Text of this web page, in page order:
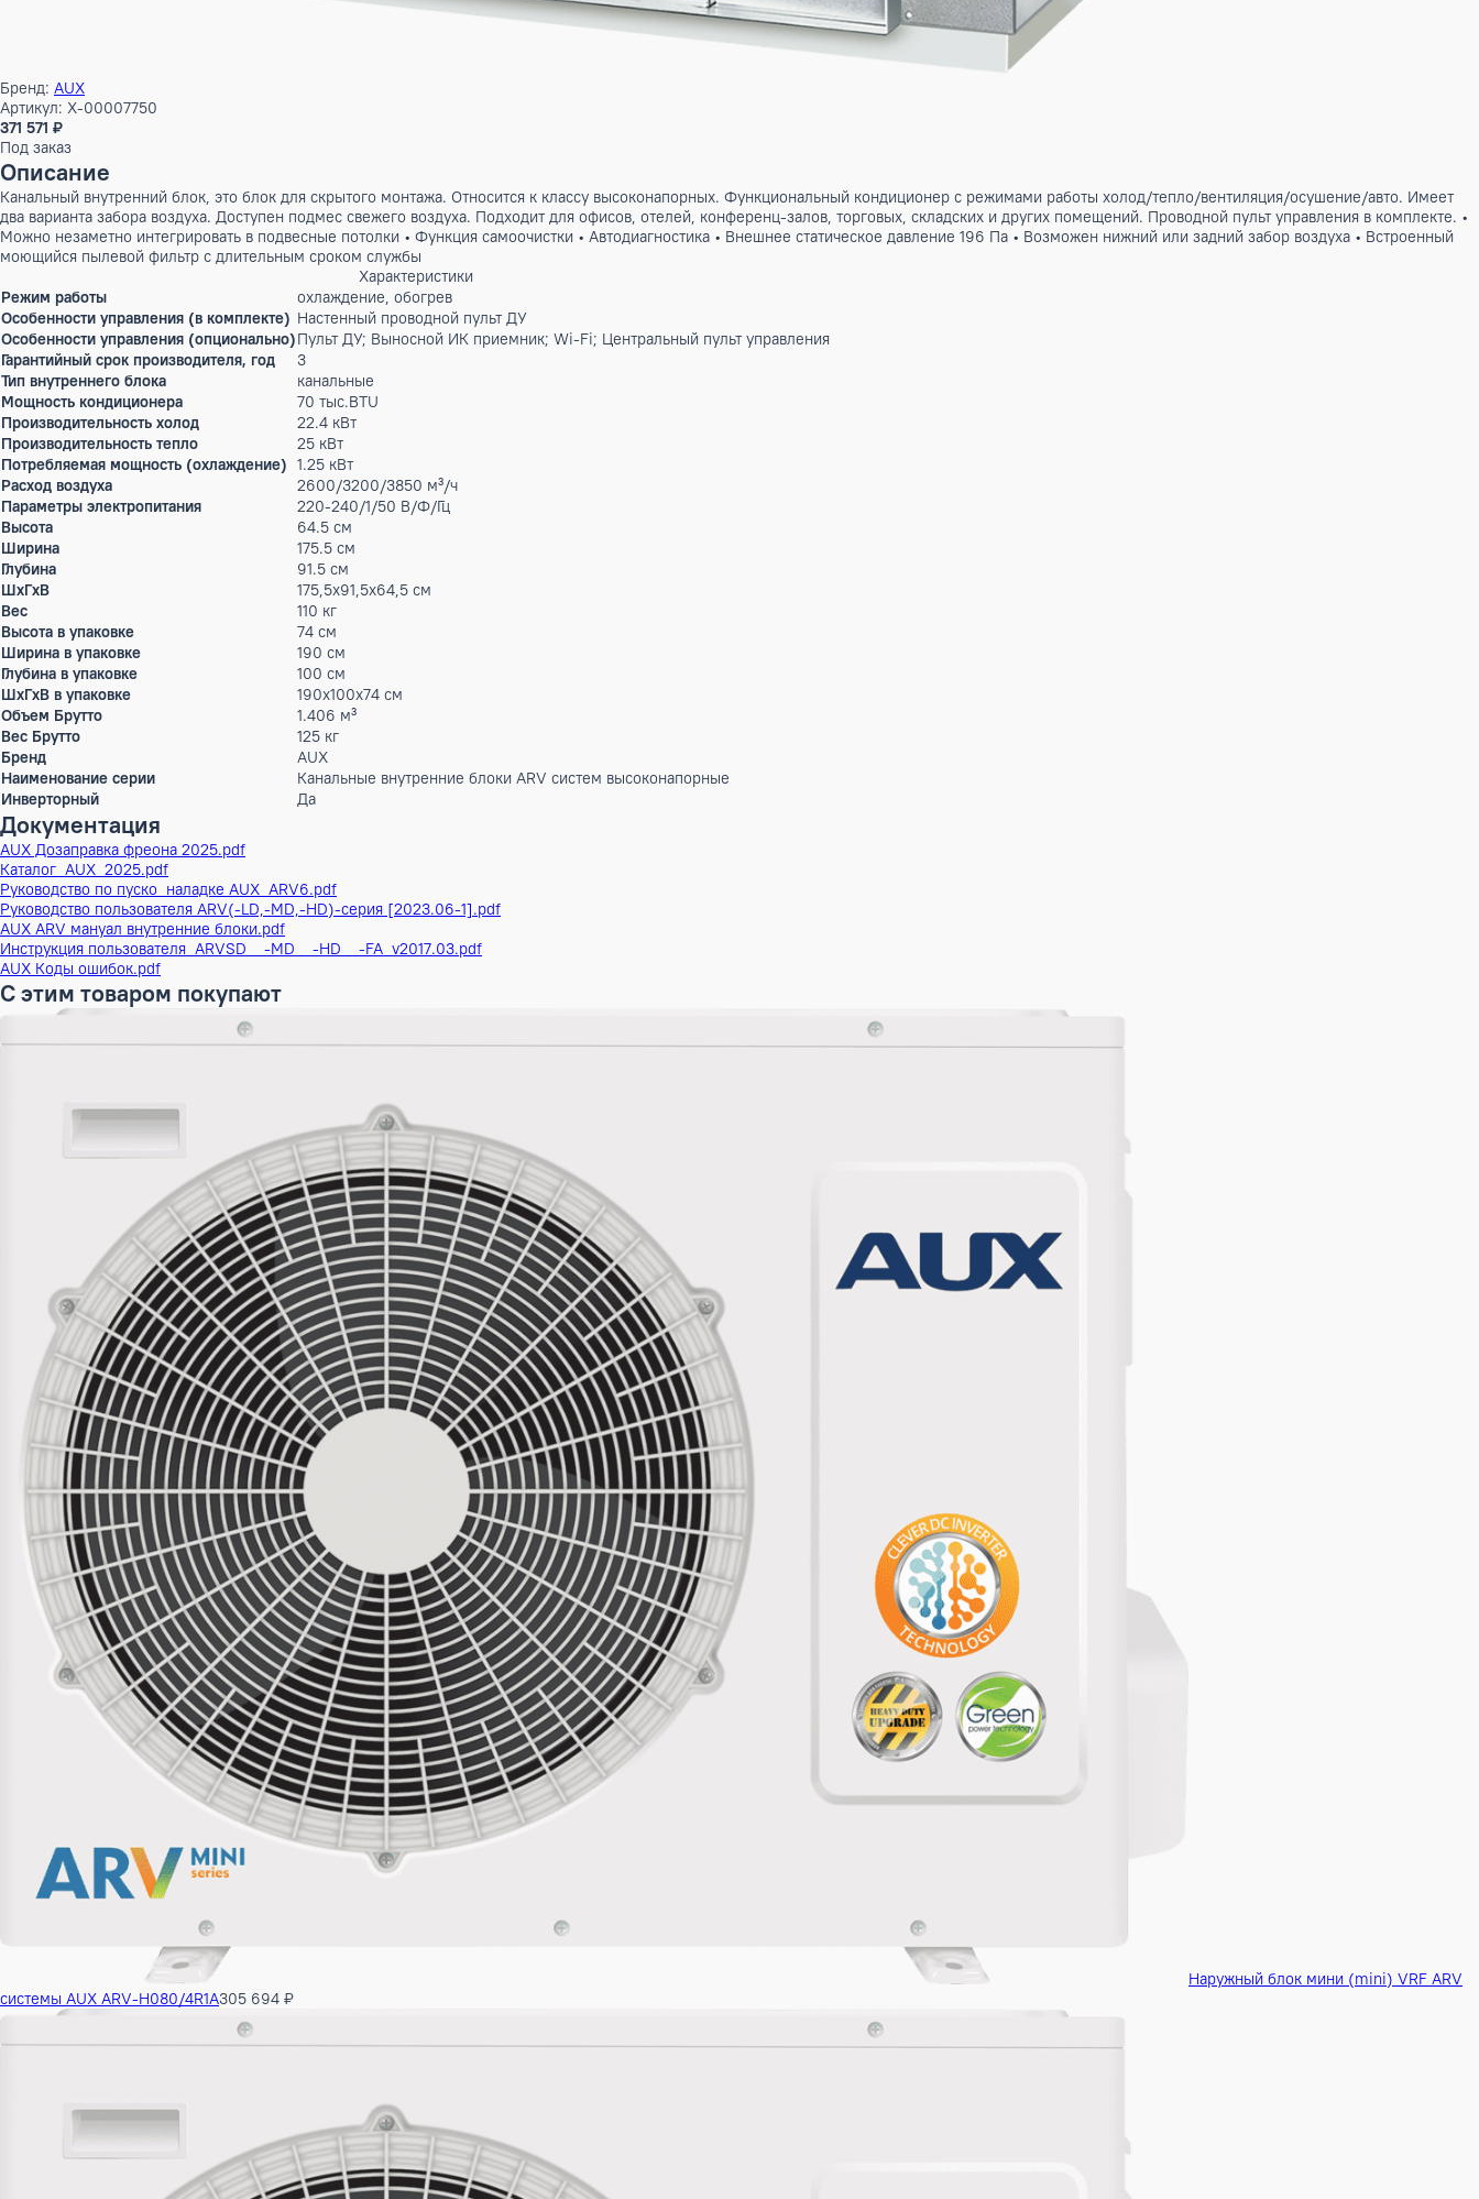
Бренд:AUX
Артикул: X-00007750
Под заказ
Описание
Канальный внутренний блок, это блок для скрытого монтажа. Относится к классу высоконапорных. Функциональный кондиционер с режимами работы холод/тепло/вентиляция/
два варианта забора воздуха. Доступен подмес свежего воздуха. Подходит для офисов, отелей, конференц-залов, торговых, складских и других помещений. Проводной пульт
Можно незаметно интегрировать в подвесные потолки • Функция самоочистки • Автодиагностика • Внешнее статическое давление 196 Па • Возможен нижний или задний забор
моющийся пылевой фильтр с длительным сроком службы
Режим работы
охлаждение, обогрев
Особенности управления (в комплекте) Настенный проводной пульт ДУ
Особенности управления (опционально)Пульт ДУ; Выносной ИК приемник; Wi-Fi; Центральный пульт управления
Гарантийный срок производителя, год
3
Тип внутреннего блока
канальные
Мощность кондиционера
70 тыс.BTU
Производительность холод
22.4 кВт
Производительность тепло
25 кВт
Потребляемая мощность (охлаждение) 1.25 кВт
Расход воздуха
2600/3200/3850 м³/ч
Параметры электропитания
220-240/1/50 В/Ф/Гц
Высота
64.5 см
Ширина
175.5 см
Глубина
91.5 см
ШxГxВ
Вес
Высота в упаковке
Ширина в упаковке
Глубина в упаковке
100 см
ШxГxВ в упаковке
190x100x74 см
Объем Брутто
Вес Брутто
125 кг
Бренд
Наименование серии
Документация
Каталог_AUX_2025.pdf
Руководство по пуско_наладке AUX_ARV6.pdf
Руководство пользователя ARV(-LD,-MD,-HD)-серия [2023.06-1].pdf
AUX ARV мануал внутренние блоки.pdf
Инструкция пользователя_ARVSD__-MD__-HD__-FA_v2017.03.pdf
AUX Коды ошибок.pdf
С этим товаром покупают